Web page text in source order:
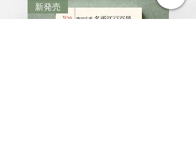
新発売 新発売